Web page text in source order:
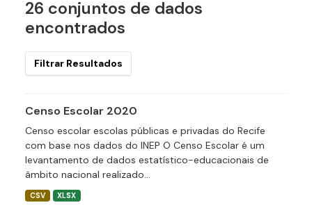
26 conjuntos de dados
encontrados
Filtrar Resultados
Censo Escolar 2020
Censo escolar escolas públicas e privadas do Recife
com base nos dados do INEP O Censo Escolar é um
levantamento de dados estatístico-educacionais de
âmbito nacional realizado...
CSV XLSX